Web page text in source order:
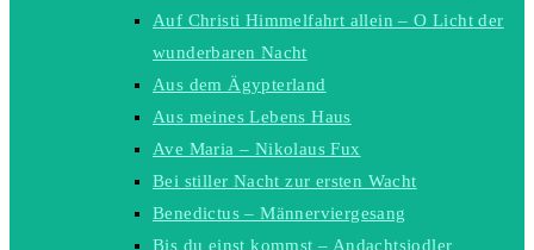
Auf Christi Himmelfahrt allein – O Licht der
wunderbaren Nacht
Aus dem Ägypterland
Aus meines Lebens Haus
Ave Maria – Nikolaus Fux
Bei stiller Nacht zur ersten Wacht
Benedictus – Männerviergesang
Bis du einst kommst – Andachtsjodler